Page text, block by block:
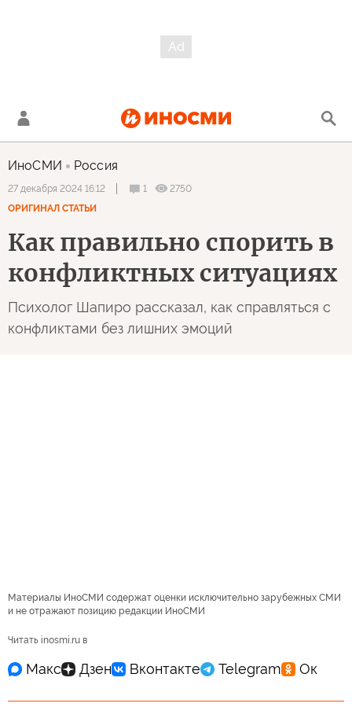
ИноСМИ Россия
27 декабря 2024 16:12 1
2750
ОРИГИНАЛ СТАТЬИ
Как правильно спорить в
конфликтных ситуациях
Психолог Шапиро рассказал, как справляться с
конфликтами без лишних эмоций
Материалы ИноСМИ содержат оценки исключительно зарубежных СМИ
и не отражают позицию редакции ИноСМИ
Читать inosmi.ru в